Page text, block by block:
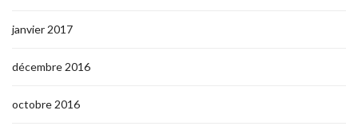
janvier 2017
décembre 2016
octobre 2016